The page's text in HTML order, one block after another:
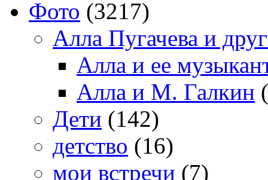
Фото (3217)
Алла Пугачева и
Алла и ее
Алла и М. Галкин
Дети (142)
детство (16)
мои встречи (7)